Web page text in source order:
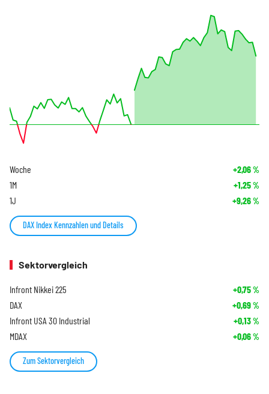
Woche +2,06%
1M +1,25%
1J +9,26%
DAX Index Kennzahlen und Details
Sektorvergleich
Infront Nikkei 225 +0,75%
DAX +0,69%
Infront USA 30 Industrial +0,13%
MDAX +0,06%
Zum Sektorvergleich